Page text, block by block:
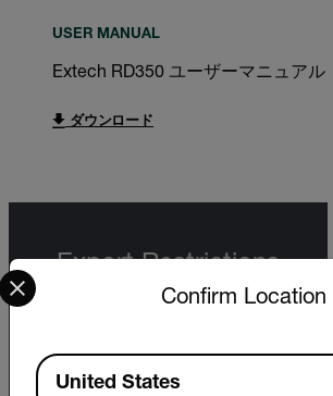
USER MANUAL
Extech RD350 ユーザーマニュアル
ダウンロード
Export Restrictions
The information contained in this page
Regulations (ITAR) (22 C.F.R. Sections
120-130) or the Export Administration
Confirm Location
Select your preferred country and
Available Locations
United States